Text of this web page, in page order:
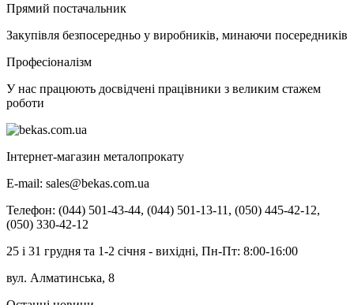
Прямий постачальник
Закупівля безпосередньо у виробників, минаючи посередників
Професіоналізм
У нас працюють досвідчені працівники з великим стажем
роботи
Інтернет-магазин металопрокату
E-mail: sales@bekas.com.ua
Телефон: (044) 501-43-44, (044) 501-13-11, (050) 445-42-12,
(050) 330-42-12
25 і 31 грудня та 1-2 січня - вихідні, Пн-Пт: 8:00-16:00
вул. Алматинська, 8